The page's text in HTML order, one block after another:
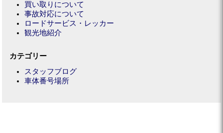
買い取りについて
事故対応について
ロードサービス・レッカー
観光地紹介
カテゴリー
スタッフブログ
車体番号場所